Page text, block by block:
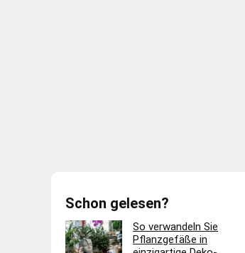
Schon gelesen?
So verwandeln Sie
Pflanzgefäße in